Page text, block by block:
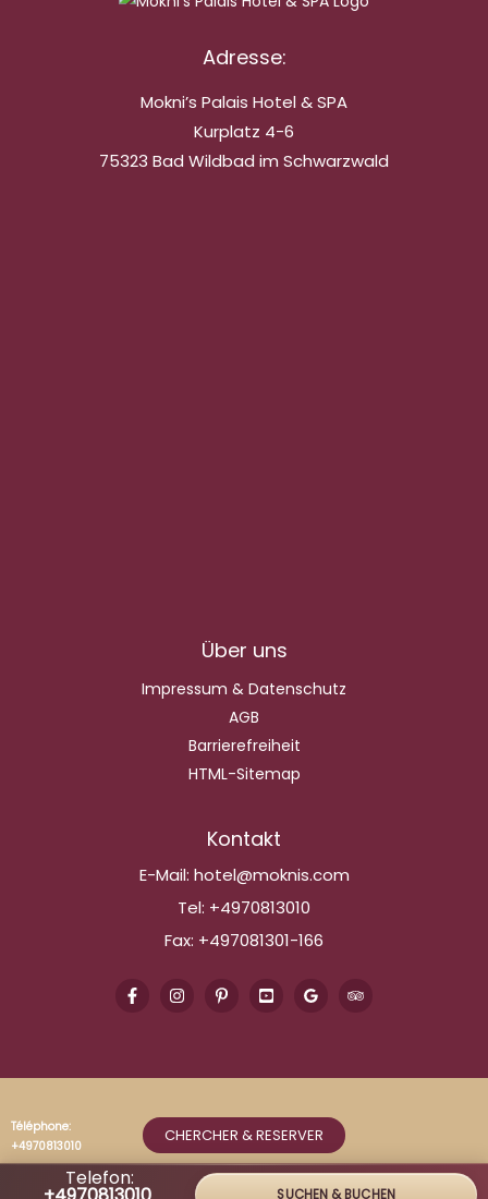
Adresse:
Mokni’s Palais Hotel & SPA
Kurplatz 4-6
75323 Bad Wildbad im Schwarzwald
Über uns
Impressum & Datenschutz
AGB
Barrierefreiheit
HTML-Sitemap
Kontakt
E-Mail: hotel@moknis.com
Tel: +4970813010
Fax: +497081301-166
Telefon:
SUCHEN & BUCHEN
Téléphone:
+4970813010
CHERCHER & RESERVER